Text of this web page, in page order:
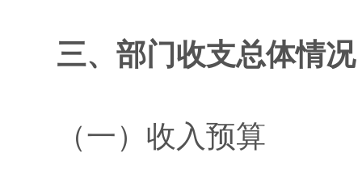
三、部门收支总体情况
（一）收入预算